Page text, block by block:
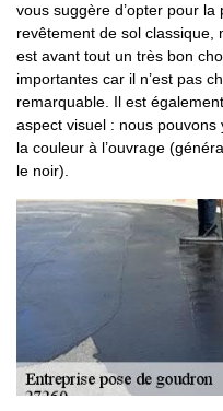
vous suggère d’opter pour la
revêtement de sol classique,
est avant tout un très bon
importantes car il n’est pas
remarquable. Il est
aspect visuel : nous
la couleur à l’ouvrage
le noir).